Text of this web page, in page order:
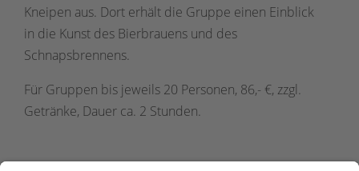
Kneipen aus. Dort erhält die Gruppe einen Einblick
in die Kunst des Bierbrauens und des
Schnapsbrennens.
Für Gruppen bis jeweils 20 Personen, 86,- €, zzgl.
Getränke, Dauer ca. 2 Stunden.